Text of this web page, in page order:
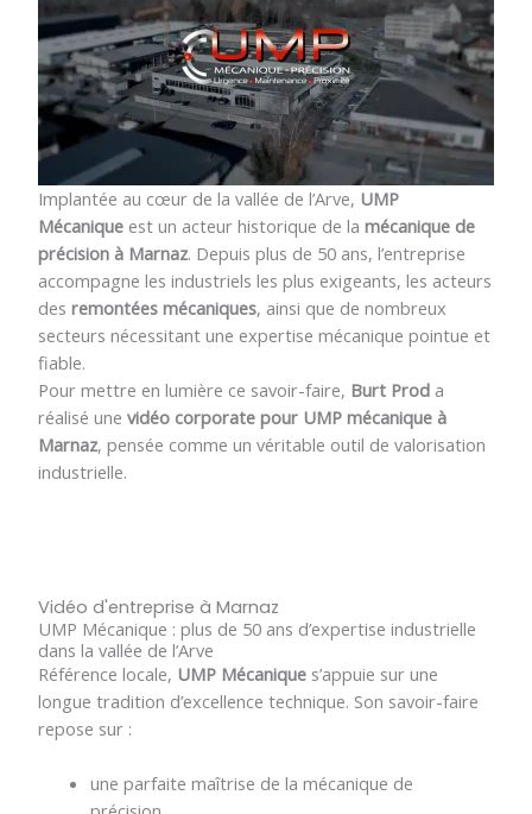
Implantée au cœur de la vallée de l’Arve, UMP
Mécanique est un acteur historique de lamécanique de
précision à Marnaz. Depuis plus de 50 ans, l’entreprise
accompagne les industriels les plus exigeants, les acteurs
desremontées mécaniques, ainsi que de nombreux
secteurs nécessitant une expertise mécanique pointue et
fiable.
Pour mettre en lumière ce savoir-faire, Burt Prod a
réalisé unevidéo corporate pour UMP mécanique à
Marnaz, pensée comme un véritable outil de valorisation
industrielle.
Vidéo d'entreprise à Marnaz
UMP Mécanique : plus de 50 ans d’expertise industrielle
dans la vallée de l’Arve
Référence locale, UMP Mécanique s’appuie sur une
longue tradition d’excellence technique. Son savoir-faire
repose sur :
une parfaite maîtrise de la mécanique de